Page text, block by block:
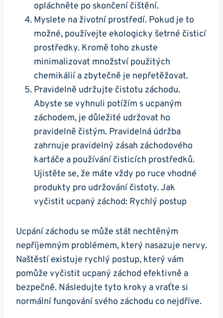
opláchněte po skončení čištění.
Myslete na životní prostředí.‌ Pokud je to
možné, používejte ekologicky šetrné čisticí
prostředky.‍ Kromě toho ⁣zkuste
minimalizovat množství použitých
chemikálií a zbytečně‍ je ‍nepřetěžovat.
Pravidelně udržujte čistotu záchodu.
Abyste se vyhnuli​ potížím s ucpaným
záchodem, je důležité udržovat ho
pravidelně čistým. Pravidelná údržba
zahrnuje pravidelný zásah záchodového
kartáče a používání čisticích prostředků.
Ujistěte se, že máte vždy po ruce vhodné‌
produkty ​pro udržování čistoty. Jak
vyčistit ucpaný záchod:⁤ Rychlý postup
Ucpání záchodu se může stát nechtěným⁤
nepříjemným problémem, který nasazuje nervy.
Naštěstí existuje rychlý ⁢postup, ‌který vám
‌pomůže vyčistit ucpaný záchod efektivně a
bezpečně. Následujte tyto kroky a vraťte si
normální fungování svého záchodu co nejdříve.